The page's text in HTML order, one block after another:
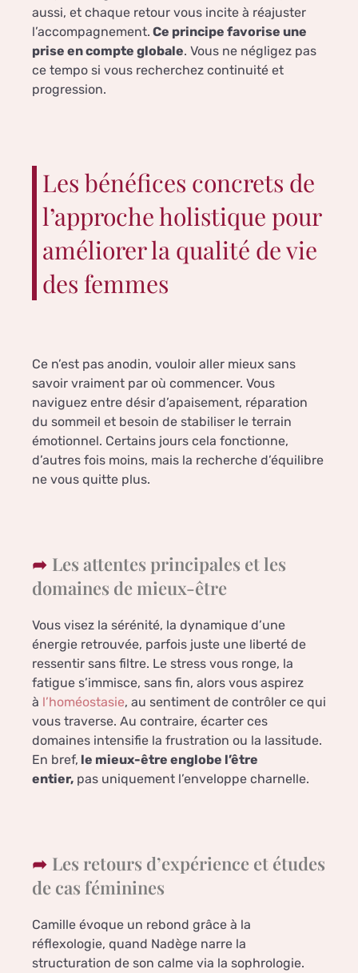
aussi, et chaque retour vous incite à réajuster
l’accompagnement. Ce principe favorise une
prise en compte globale. Vous ne négligez pas
ce tempo si vous recherchez continuité et
progression.
Les bénéfices concrets de
l’approche holistique pour
améliorer la qualité de vie
des femmes
Ce n’est pas anodin, vouloir aller mieux sans
savoir vraiment par où commencer. Vous
naviguez entre désir d’apaisement, réparation
du sommeil et besoin de stabiliser le terrain
émotionnel. Certains jours cela fonctionne,
d’autres fois moins, mais la recherche d’équilibre
ne vous quitte plus.
Les attentes principales et les
domaines de mieux-être
Vous visez la sérénité, la dynamique d’une
énergie retrouvée, parfois juste une liberté de
ressentir sans filtre. Le stress vous ronge, la
fatigue s’immisce, sans fin, alors vous aspirez
à l’homéostasie, au sentiment de contrôler ce qui
vous traverse. Au contraire, écarter ces
domaines intensifie la frustration ou la lassitude.
En bref, le mieux-être englobe l’être
entier, pas uniquement l’enveloppe charnelle.
Les retours d’expérience et études
de cas féminines
Camille évoque un rebond grâce à la
réflexologie, quand Nadège narre la
structuration de son calme via la sophrologie.